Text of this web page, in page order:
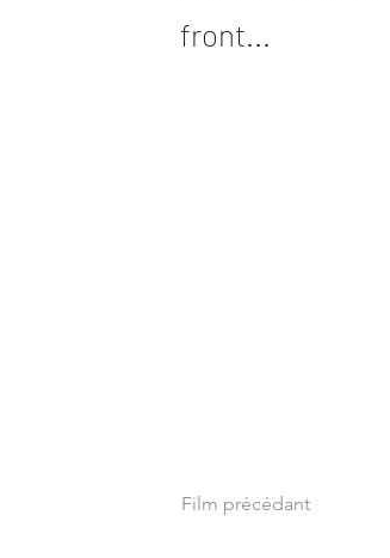
front...
Film précédant